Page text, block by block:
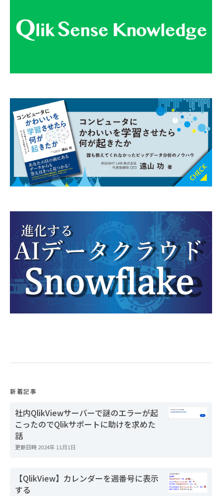
新着記事
社内QlikViewサーバーで謎のエラーが起
こったのでQlikサポートに助けを求めた
話
更新日時2024年 11月1日
【QlikView】カレンダーを週番号に表示
する